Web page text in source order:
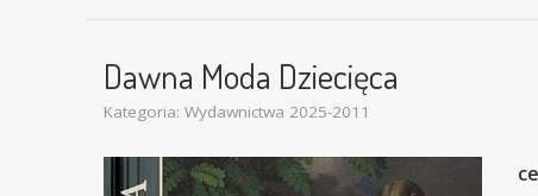
Dawna Moda Dziecięca
Kategoria: Wydawnictwa 2025-2011